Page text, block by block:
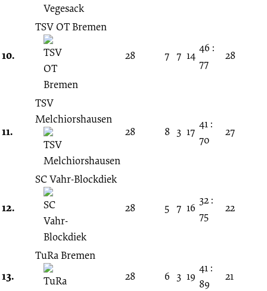
10.
TSV OT Bremen
28 7 7 14
46 :
77
28
11.
TSV
Melchiorshausen
28
8 3 17
41 :
70
27
12.
SC Vahr-Blockdiek
28 5 7 16
32 :
75
22
13.
TuRa Bremen
28
6 3 19
41 :
89
21